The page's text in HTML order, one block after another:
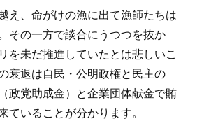
え、命がけの漁に出て漁師たちは
その一方で談合にうつつを抜か
を未だ推進していたとは悲しいこ
衰退は自民・公明政権と民主の
政党助成金）と企業団体献金で賄
ていることが分かります。